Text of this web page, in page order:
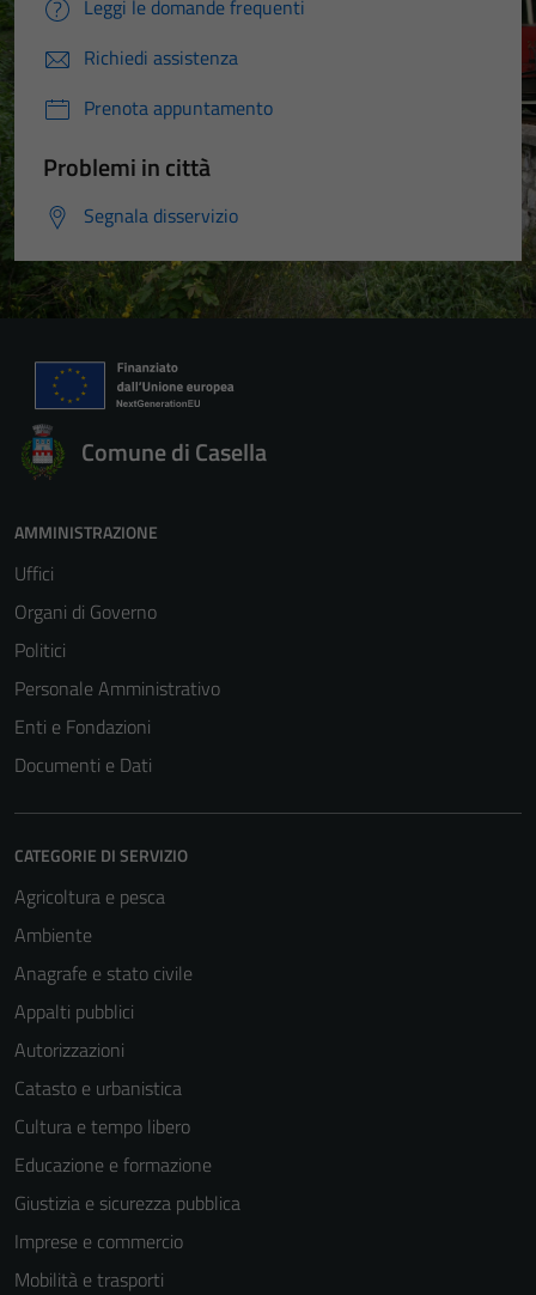
Leggi le domande frequenti
Richiedi assistenza
Prenota appuntamento
Problemi in città
Segnala disservizio
Comune di Casella
AMMINISTRAZIONE
Uffici
Organi di Governo
Politici
Personale Amministrativo
Enti e Fondazioni
Documenti e Dati
CATEGORIE DI SERVIZIO
Agricoltura e pesca
Ambiente
Anagrafe e stato civile
Appalti pubblici
Autorizzazioni
Catasto e urbanistica
Cultura e tempo libero
Educazione e formazione
Giustizia e sicurezza pubblica
Imprese e commercio
Mobilità e trasporti